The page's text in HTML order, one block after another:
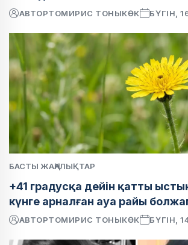
АВТОРТОМИРИС ТОНЫКӨК БҮГІН,
БАСТЫ ЖАҢАЛЫҚТАР
+41 градусқа дейін қатты
күнге арналған ауа райы
АВТОРТОМИРИС ТОНЫКӨК БҮГІН,